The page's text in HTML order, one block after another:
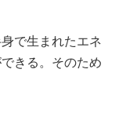
で生まれたエネ
きる。そのため